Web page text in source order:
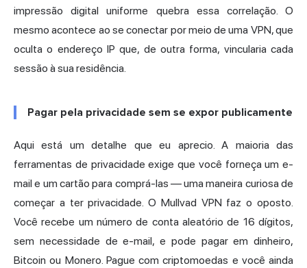
impressão digital uniforme quebra essa correlação. O
mesmo acontece ao se conectar por meio de uma VPN, que
oculta o endereço IP que, de outra forma, vincularia cada
sessão à sua residência.
Pagar pela privacidade sem se expor publicamente
Aqui está um detalhe que eu aprecio. A maioria das
ferramentas de privacidade exige que você forneça um e-
mail e um cartão para comprá-las — uma maneira curiosa de
começar a ter privacidade. O Mullvad VPN faz o oposto.
Você recebe um número de conta aleatório de 16 dígitos,
sem necessidade de e-mail, e pode pagar em dinheiro,
Bitcoin ou Monero. Pague com criptomoedas e você ainda